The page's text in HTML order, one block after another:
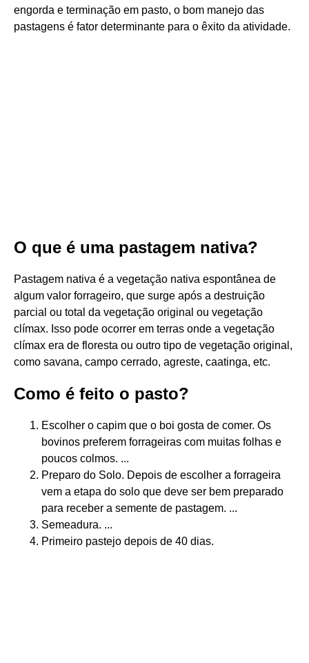
engorda e terminação em pasto, o bom manejo das
pastagens é fator determinante para o êxito da atividade.
O que é uma pastagem nativa?
Pastagem nativa é a vegetação nativa espontânea de
algum valor forrageiro, que surge após a destruição
parcial ou total da vegetação original ou vegetação
clímax. Isso pode ocorrer em terras onde a vegetação
clímax era de floresta ou outro tipo de vegetação original,
como savana, campo cerrado, agreste, caatinga, etc.
Como é feito o pasto?
Escolher o capim que o boi gosta de comer. Os
bovinos preferem forrageiras com muitas folhas e
poucos colmos. ...
Preparo do Solo. Depois de escolher a forrageira
vem a etapa do solo que deve ser bem preparado
para receber a semente de pastagem. ...
Semeadura. ...
Primeiro pastejo depois de 40 dias.